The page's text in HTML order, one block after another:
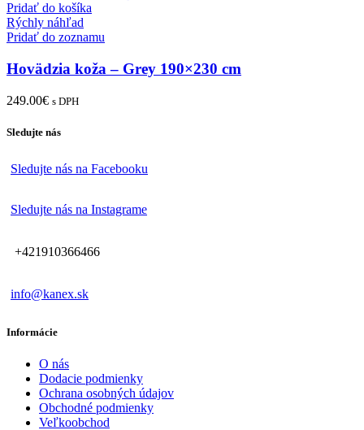
Pridať do košíka
Rýchly náhľad
Pridať do zoznamu
Hovädzia koža – Grey 190×230 cm
249.00€ s DPH
Sledujte nás
Sledujte nás na Facebooku
Sledujte nás na Instagrame
+421910366466
info@kanex.sk
Informácie
O nás
Dodacie podmienky
Ochrana osobných údajov
Obchodné podmienky
Veľkoobchod